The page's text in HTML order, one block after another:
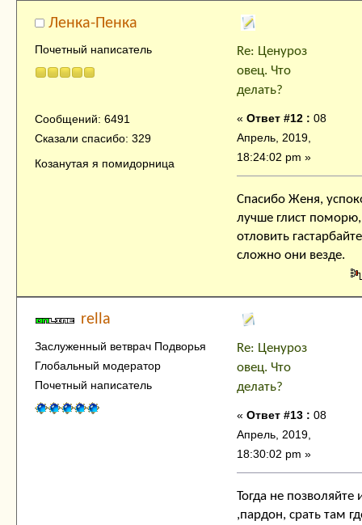
Ленка-Пенка
Почетный написатель
Сообщений: 6491
Сказали спасибо: 329
Козанутая я помидорница
Re: Ценуроз
овец. Что
делать?
« Ответ #12 : 08
Апрель, 2019,
18:24:02 pm »
Спасибо Женя,
лучше глист поморю,
отловить
сложно они везде.
rella
Заслуженный ветврач Подворья
Глобальный модератор
Почетный написатель
Re: Ценуроз
овец. Что
делать?
« Ответ #13 : 08
Апрель, 2019,
18:30:02 pm »
Тогда не позволяйте
,пардон, срать там